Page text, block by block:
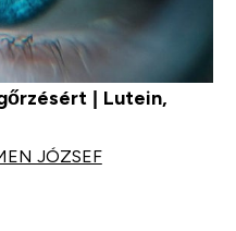
| Lutein,
JÓZSEF